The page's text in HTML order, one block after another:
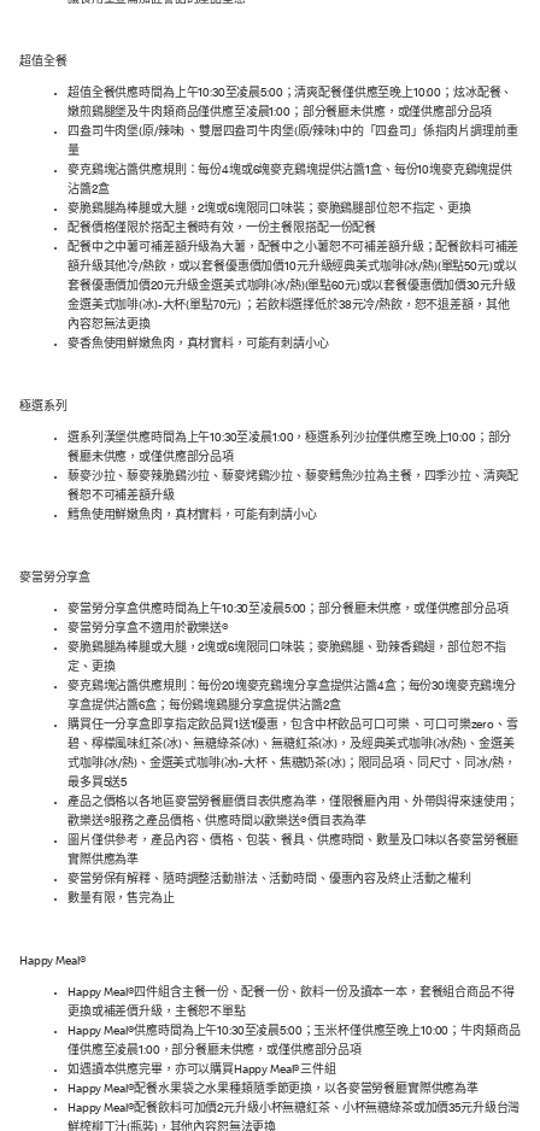
超值全餐
超值全餐供應時間為上午10:30至凌晨5:00；清爽配餐僅供應至晚上10:00；炫冰配餐、
嫩煎鷄腿堡及牛肉類商品僅供應至凌晨1:00；部分餐廳未供應，或僅供應部分品項
四盎司牛肉堡(原/辣味) 、雙層四盎司牛肉堡(原/辣味)中的「四盎司」係指肉片調理前重
量
麥克鷄塊沾醬供應規則：每份4塊或6塊麥克鷄塊提供沾醬1盒、每份10塊麥克鷄塊提供
沾醬2盒
麥脆鷄腿為棒腿或大腿，2塊或6塊限同口味裝；麥脆鷄腿部位恕不指定、更換
配餐價格僅限於搭配主餐時有效，一份主餐限搭配一份配餐
配餐中之中薯可補差額升級為大薯，配餐中之小薯恕不可補差額升級；配餐飲料可補差
額升級其他冷/熱飲，或以套餐優惠價加價10元升級經典美式咖啡(冰/熱)(單點50元)或以
套餐優惠價加價20元升級金選美式咖啡(冰/熱)(單點60元)或以套餐優惠價加價30元升級
金選美式咖啡(冰)-大杯(單點70元) ；若飲料選擇低於38元冷/熱飲，恕不退差額，其他
內容恕無法更換
麥香魚使用鮮嫩魚肉，真材實料，可能有刺請小心
極選系列
選系列漢堡供應時間為上午10:30至凌晨1:00，極選系列沙拉僅供應至晚上10:00；部分
餐廳未供應，或僅供應部分品項
藜麥沙拉、藜麥辣脆鷄沙拉、藜麥烤鷄沙拉、藜麥鱈魚沙拉為主餐，四季沙拉、清爽配
餐恕不可補差額升級
鱈魚使用鮮嫩魚肉，真材實料，可能有刺請小心
麥當勞分享盒
麥當勞分享盒供應時間為上午10:30至凌晨5:00；部分餐廳未供應，或僅供應部分品項
麥當勞分享盒不適用於歡樂送®
麥脆鷄腿為棒腿或大腿，2塊或6塊限同口味裝；麥脆鷄腿、勁辣香鷄翅，部位恕不指
定、更換
麥克鷄塊沾醬供應規則：每份20塊麥克鷄塊分享盒提供沾醬4盒；每份30塊麥克鷄塊分
享盒提供沾醬6盒；每份鷄塊鷄腿分享盒提供沾醬2盒
購買任一分享盒即享指定飲品買1送1優惠，包含中杯飲品可口可樂 、可口可樂zero、雪
碧、檸檬風味紅茶(冰)、無糖綠茶(冰)、無糖紅茶(冰)，及經典美式咖啡(冰/熱)、金選美
式咖啡(冰/熱)、金選美式咖啡(冰)-大杯、焦糖奶茶(冰)；限同品項、同尺寸、同冰/熱，
最多買5送5
產品之價格以各地區麥當勞餐廳價目表供應為準，僅限餐廳內用、外帶與得來速使用；
歡樂送®服務之產品價格、供應時間以歡樂送®價目表為準
圖片僅供參考，產品內容、價格、包裝、餐具、供應時間、數量及口味以各麥當勞餐廳
實際供應為準
麥當勞保有解釋、隨時調整活動辦法、活動時間、優惠內容及終止活動之權利
數量有限，售完為止
Happy Meal®
Happy Meal®四件組含主餐一份、配餐一份、飲料一份及讀本一本，套餐組合商品不得
更換或補差價升級，主餐恕不單點
Happy Meal®供應時間為上午10:30至凌晨5:00；玉米杯僅供應至晚上10:00；牛肉類商品
僅供應至凌晨1:00，部分餐廳未供應，或僅供應部分品項
如遇讀本供應完畢，亦可以購買Happy Meal®三件組
Happy Meal®配餐水果袋之水果種類隨季節更換，以各麥當勞餐廳實際供應為準
Happy Meal®配餐飲料可加價2元升級小杯無糖紅茶、小杯無糖綠茶或加價35元升級台灣
鮮榨柳丁汁(瓶裝)，其他內容恕無法更換